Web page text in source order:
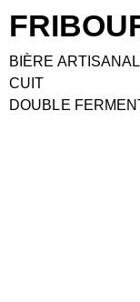
BIÈRE
CUIT
DOUBLE